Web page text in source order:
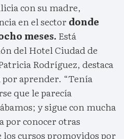
con su madre,
en el sectordonde
meses. Está
del Hotel Ciudad de
Rodríguez, destaca
aprender. “Tenía
que le parecía
y sigue con mucha
por conocer otras
los cursos promovidos por